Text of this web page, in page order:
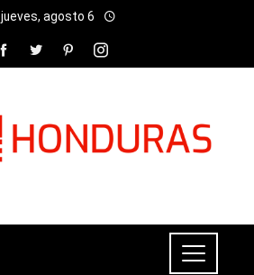
jueves, agosto 6